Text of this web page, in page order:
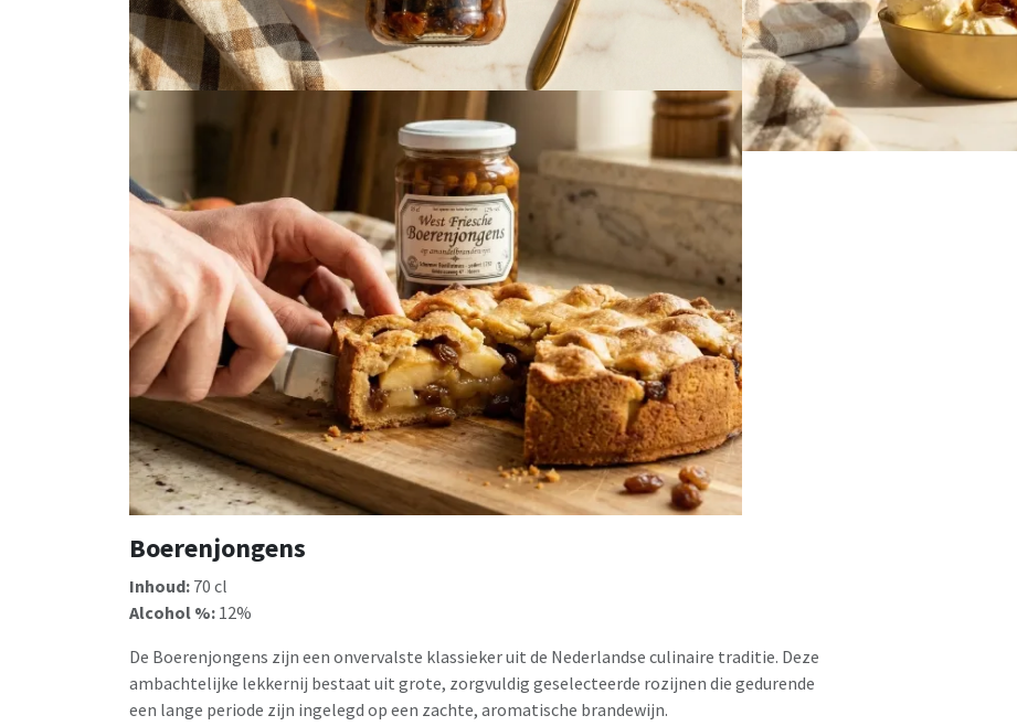
Boerenjongens
Inhoud: 70 cl
Alcohol %: 12%
De Boerenjongens zijn een onvervalste klassieker uit de Nederlandse culinaire traditie. Deze
ambachtelijke lekkernij bestaat uit grote, zorgvuldig geselecteerde rozijnen die gedurende
een lange periode zijn ingelegd op een zachte, aromatische brandewijn.